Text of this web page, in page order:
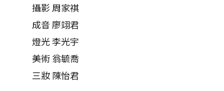
攝影 周家祺
成音 廖翊君
燈光 李光宇
美術 翁毓喬
三妝 陳怡君